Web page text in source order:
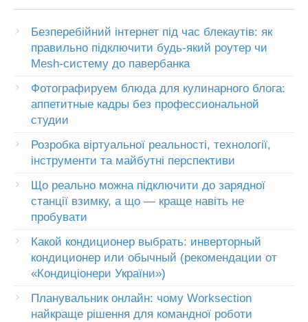
Безперебійний інтернет під час блекаутів: як
правильно підключити будь-який роутер чи
Mesh-систему до павербанка
Фотографируем блюда для кулинарного блога:
аппетитные кадры без профессиональной
студии
Розробка віртуальної реальності, технології,
інструменти та майбутні перспективи
Що реально можна підключити до зарядної
станції взимку, а що — краще навіть не
пробувати
Какой кондиционер выбрать: инверторный
кондиционер или обычный (рекомендации от
«Кондиціонери України»)
Планувальник онлайн: чому Worksection
найкраще рішення для командної роботи